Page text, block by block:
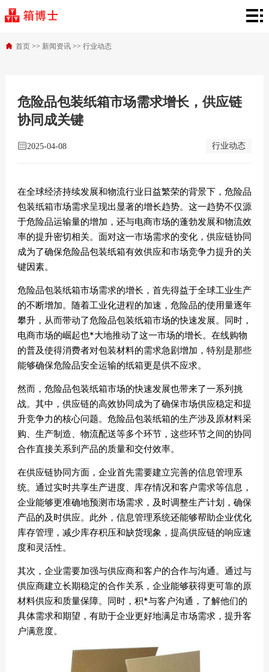
箱
博
产 首页>> 新闻资讯>> 行业动态
危险品包装纸箱市场需求增长，供应链
协同成关键
2025-04-08 行业动态
在全球经济持续发展和物流行业日益繁荣的背景下，危险品
包装纸箱市场需求呈现出显著的增长趋势。这一趋势不仅源
于危险品运输量的增加，还与电商市场的蓬勃发展和物流效
率的提升密切相关。面对这一市场需求的变化，供应链协同
成为了确保危险品包装纸箱有效供应和市场竞争力提升的关
键因素。
危险品包装纸箱市场需求的增长，首先得益于全球工业生产
的不断增加。随着工业化进程的加速，危险品的使用量逐年
攀升，从而带动了危险品包装纸箱市场的快速发展。同时，
电商市场的崛起也*大地推动了这一市场的增长。在线购物
的普及使得消费者对包装材料的需求急剧增加，特别是那些
能够确保危险品安全运输的纸箱更是供不应求。
然而，危险品包装纸箱市场的快速发展也带来了一系列挑
战。其中，供应链的高效协同成为了确保市场供应稳定和提
升竞争力的核心问题。危险品包装纸箱的生产涉及原材料采
购、生产制造、物流配送等多个环节，这些环节之间的协同
合作直接关系到产品的质量和交付效率。
在供应链协同方面，企业首先需要建立完善的信息管理系
统。通过实时共享生产进度、库存情况和客户需求等信息，
企业能够更准确地预测市场需求，及时调整生产计划，确保
产品的及时供应。此外，信息管理系统还能够帮助企业优化
库存管理，减少库存积压和缺货现象，提高供应链的响应速
度和灵活性。
其次，企业需要加强与供应商和客户的合作与沟通。通过与
供应商建立长期稳定的合作关系，企业能够获得更可靠的原
材料供应和质量保障。同时，积*与客户沟通，了解他们的
具体需求和期望，有助于企业更好地满足市场需求，提升客
户满意度。